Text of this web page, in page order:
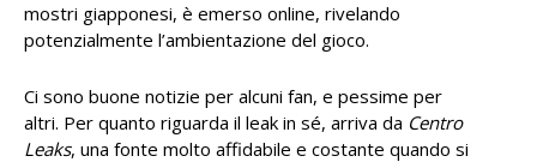
mostri giapponesi, è emerso online, rivelando
potenzialmente l’ambientazione del gioco.
Ci sono buone notizie per alcuni fan, e pessime per
altri. Per quanto riguarda il leak in sé, arriva da Centro
Leaks, una fonte molto affidabile e costante quando si